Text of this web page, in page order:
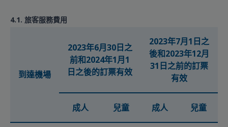
4.1. 旅客服務費用
到達機場
2023年6月30日之
前和2024年1月1
日之後的訂票有效
2023年7月1日之
後和2023年12月
31日之前的訂票
有效
成人 兒童 成人 兒童